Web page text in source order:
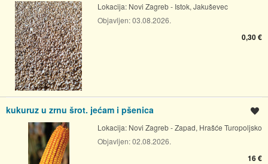
Lokacija: Novi Zagreb - Istok, Jakuševec
Objavljen:03.08.2026.
0,30 €
kukuruz u zrnu šrot. jećam i pšenica
Lokacija: Novi Zagreb - Zapad, Hrašće Turopoljsko
Objavljen:02.08.2026.
16 €